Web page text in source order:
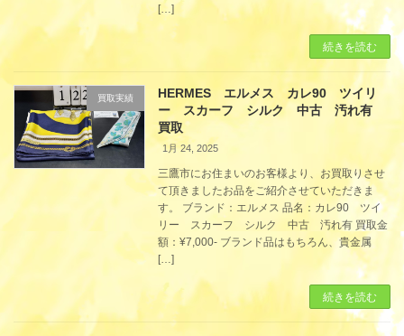
[…]
続きを読む
買取実績
HERMES エルメス カレ90 ツイリ
ー スカーフ シルク 中古 汚れ有
買取
1月 24, 2025
三鷹市にお住まいのお客様より、お買取りさせ
て頂きましたお品をご紹介させていただきま
す。 ブランド：エルメス 品名：カレ90 ツイ
リー スカーフ シルク 中古 汚れ有 買取金
額：¥7,000- ブランド品はもちろん、貴金属
[…]
続きを読む